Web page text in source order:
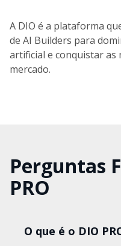
A DIO é a plataforma
de AI Builders para
artificial e conquistar
mercado.
Perguntas
PRO
O que é o DIO